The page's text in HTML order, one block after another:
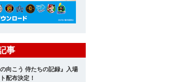
事
向こう 侍たちの記録』入場
配布決定！